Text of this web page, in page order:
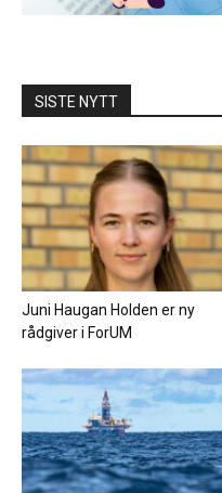
SISTE NYTT
Juni Haugan Holden er ny
rådgiver i ForUM